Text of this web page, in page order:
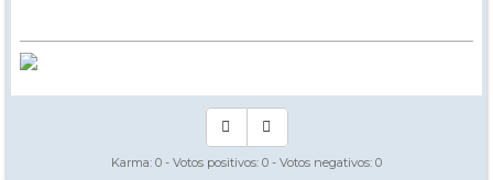
Karma: 0 - Votos positivos: 0 - Votos negativos: 0